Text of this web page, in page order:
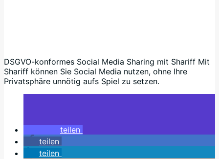
DSGVO-konformes Social Media Sharing mit Shariff Mit
Shariff können Sie Social Media nutzen, ohne Ihre
Privatsphäre unnötig aufs Spiel zu setzen.
teilen
teilen
teilen